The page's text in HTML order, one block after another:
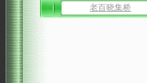
老百晓集桥